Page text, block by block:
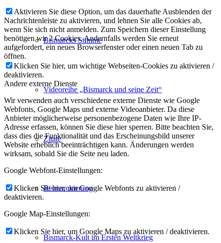
Bismarcks Stimme
Videoreihe „Bismarck und seine Zeit“
Zitate
Bismarckierung
Bismarck-Kult im Ersten Weltkrieg
Aktivieren Sie diese Option, um das dauerhafte Ausblenden der
Nachrichtenleiste zu aktivieren, und lehnen Sie alle Cookies ab,
wenn Sie sich nicht anmelden. Zum Speichern dieser Einstellung
benötigen wir 2 Cookies. Andernfalls werden Sie erneut
aufgefordert, ein neues Browserfenster oder einen neuen Tab zu
öffnen.
Klicken Sie hier, um wichtige Webseiten-Cookies zu aktivieren /
deaktivieren.
Andere externe Dienste
Wir verwenden auch verschiedene externe Dienste wie Google
Webfonts, Google Maps und externe Videoanbieter. Da diese
Anbieter möglicherweise personenbezogene Daten wie Ihre IP-
Adresse erfassen, können Sie diese hier sperren. Bitte beachten Sie,
dass dies die Funktionalität und das Erscheinungsbild unserer
Website erheblich beeinträchtigen kann. Änderungen werden
wirksam, sobald Sie die Seite neu laden.
Google Webfont-Einstellungen:
Klicken Sie hier, um Google Webfonts zu aktivieren /
deaktivieren.
Google Map-Einstellungen:
Klicken Sie hier, um Google Maps zu aktivieren / deaktivieren.